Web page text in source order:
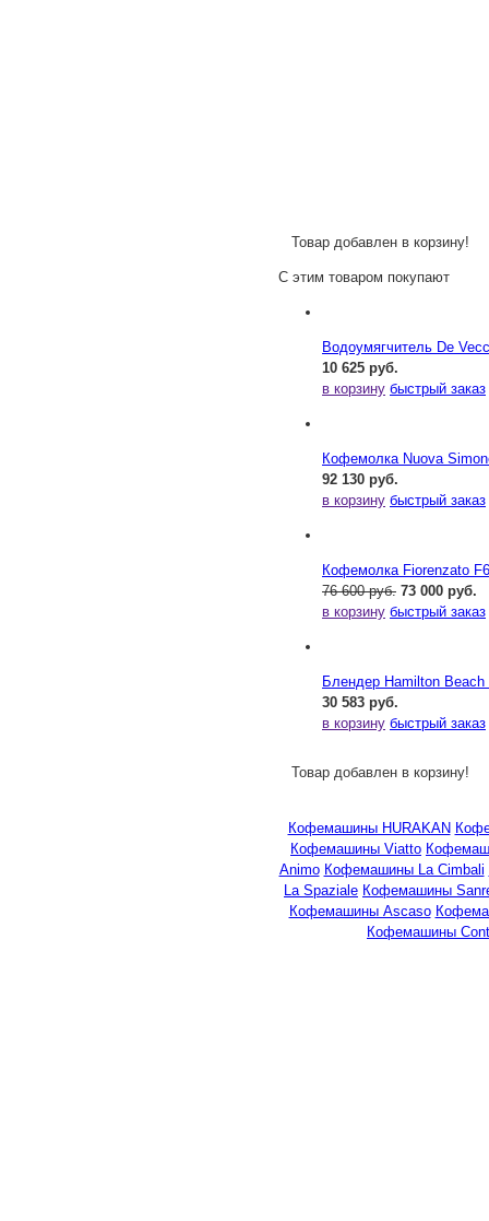
Товар добавлен в корзину!
С этим товаром покупают
Водоумягчитель De
10 625 руб.
в корзину быстрый заказ
Кофемолка Nuova
92 130 руб.
в корзину быстрый заказ
Кофемолка Fiorenzato
76 600 руб. 73 000 руб.
в корзину быстрый заказ
Блендер Hamilton Beach
30 583 руб.
в корзину быстрый заказ
Товар добавлен в корзину!
Кофемашины HURAKAN
Кофемашины Viatto
Animo Кофемашины La Cimbali
La Spaziale Кофемашины
Кофемашины Ascaso
Кофемашины